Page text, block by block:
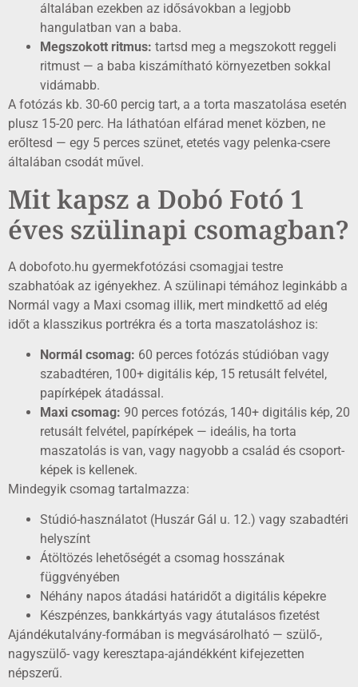
általában ezekben az idősávokban a legjobb
hangulatban van a baba.
Megszokott ritmus: tartsd meg a megszokott reggeli
ritmust — a baba kiszámítható környezetben sokkal
vidámabb.
A fotózás kb. 30-60 percig tart, a a torta maszatolása esetén
plusz 15-20 perc. Ha láthatóan elfárad menet közben, ne
erőltesd — egy 5 perces szünet, etetés vagy pelenka-csere
általában csodát művel.
Mit kapsz a Dobó Fotó 1
éves szülinapi csomagban?
A dobofoto.hu gyermekfotózási csomagjai testre
szabhatóak az igényekhez. A szülinapi témához leginkább a
Normál vagy a Maxi csomag illik, mert mindkettő ad elég
időt a klasszikus portrékra és a torta maszatoláshoz is:
Normál csomag: 60 perces fotózás stúdióban vagy
szabadtéren, 100+ digitális kép, 15 retusált felvétel,
papírképek átadással.
Maxi csomag: 90 perces fotózás, 140+ digitális kép, 20
retusált felvétel, papírképek — ideális, ha torta
maszatolás is van, vagy nagyobb a család és csoport-
képek is kellenek.
Mindegyik csomag tartalmazza:
Stúdió-használatot (Huszár Gál u. 12.) vagy szabadtéri
helyszínt
Átöltözés lehetőségét a csomag hosszának
függvényében
Néhány napos átadási határidőt a digitális képekre
Készpénzes, bankkártyás vagy átutalásos fizetést
Ajándékutalvány-formában is megvásárolható — szülő-,
nagyszülő- vagy keresztapa-ajándékként kifejezetten
népszerű.